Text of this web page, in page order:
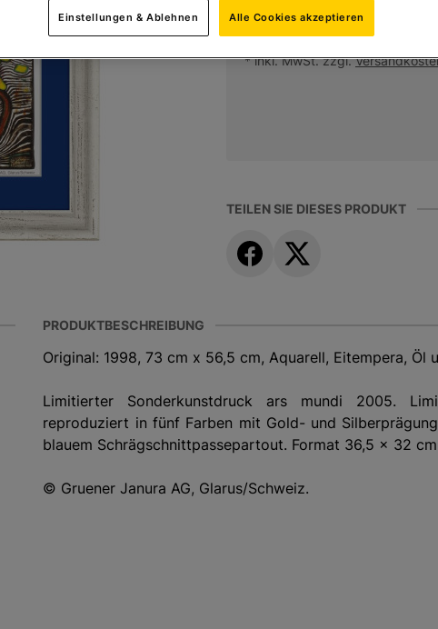
Ihr Preis:290,00 €
* inkl. MwSt. zzgl.
TEILEN SIE DIESES PRODUKT
PRODUKTBESCHREIBUNG
Original: 1998, 73 cm x 56,5 cm, Aquarell, Eitempera, Öl
Limitierter Sonderkunstdruck ars mundi 2005.
reproduziert in fünf Farben mit Gold- und
blauem Schrägschnittpassepartout. Format 36,5 x 32
© Gruener Janura AG, Glarus/Schweiz.
Abbildungen zu kopieren, zu bearbeiten,
Einstellungen & Ablehnen Alle Cookies akzeptieren